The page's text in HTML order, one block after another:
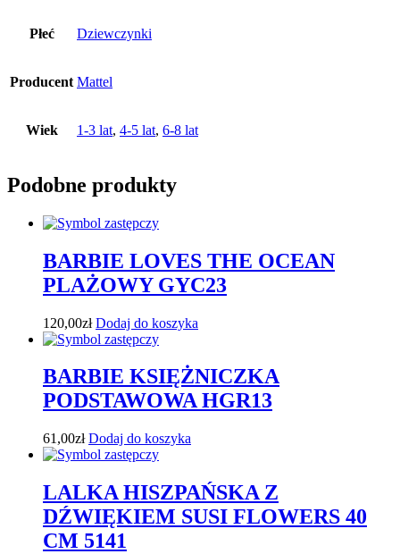
Płeć Dziewczynki
Producent Mattel
Wiek 1-3 lat, 4-5 lat, 6-8 lat
Podobne produkty
BARBIE LOVES THE OCEAN
PLAŻOWY GYC23
120,00zł Dodaj do koszyka
BARBIE KSIĘŻNICZKA
PODSTAWOWA HGR13
61,00zł Dodaj do koszyka
LALKA HISZPAŃSKA Z
DŹWIĘKIEM SUSI FLOWERS 40
CM 5141